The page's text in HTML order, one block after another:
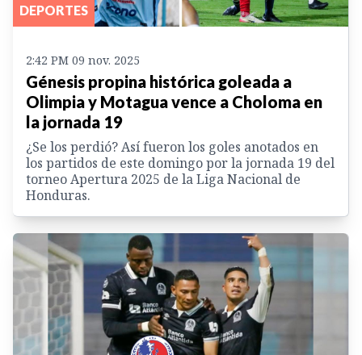
DEPORTES
2:42 PM 09 nov. 2025
Génesis propina histórica goleada a
Olimpia y Motagua vence a Choloma en
la jornada 19
¿Se los perdió? Así fueron los goles anotados en
los partidos de este domingo por la jornada 19 del
torneo Apertura 2025 de la Liga Nacional de
Honduras.